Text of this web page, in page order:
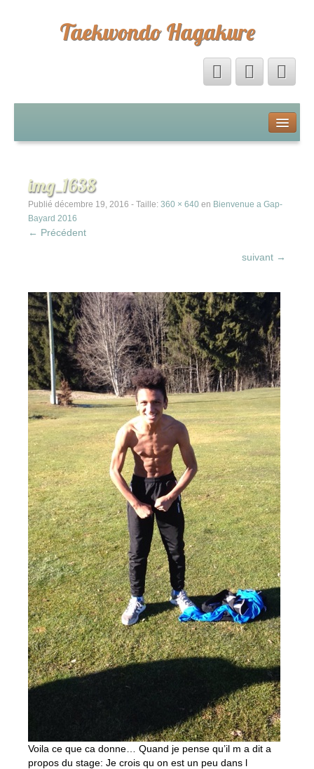
Taekwondo Hagakure
Forum
Calendrier
Le Club-L’Instructeur
Archive 2000-2010
img_1638
Publié décembre 19, 2016 - Taille: 360 × 640 en Bienvenue a Gap-
Bayard 2016
← Précédent
suivant →
Voila ce que ca donne… Quand je pense qu’il m a dit a
propos du stage: Je crois qu on est un peu dans l